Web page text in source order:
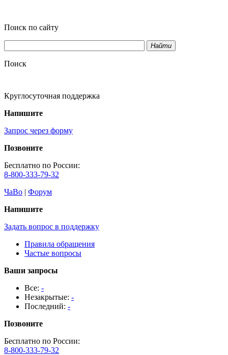
Поиск по сайту
Найти
Поиск
Круглосуточная поддержка
Напишите
Запрос через форму
Позвоните
Бесплатно по России:
8-800-333-79-32
ЧаВо | Форум
Напишите
Задать вопрос в поддержку
Правила обращения
Частые вопросы
Ваши запросы
Все: -
Незакрытые: -
Последний: -
Позвоните
Бесплатно по России:
8-800-333-79-32